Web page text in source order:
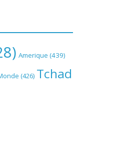
Amerique (439)
(426) Tchad